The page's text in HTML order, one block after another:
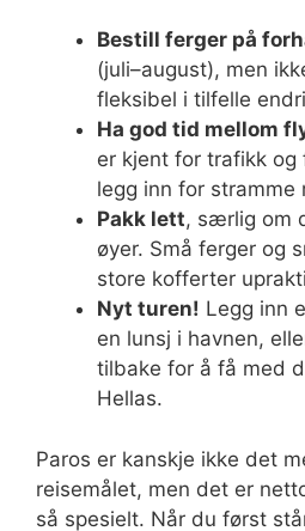
Bestill ferger på
(juli–august), men
fleksibel i tilfelle
Ha god tid mellom
er kjent for trafikk og
legg inn for stramme
Pakk lett, særlig om
øyer. Små ferger og
store kofferter
Nyt turen! Legg inn
en lunsj i havnen,
tilbake for å få med
Hellas.
Paros er kanskje ikke det
reisemålet, men det er
så spesielt. Når du først